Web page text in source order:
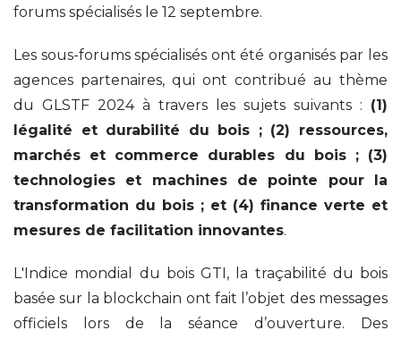
forums spécialisés le 12 septembre.
Les sous-forums spécialisés ont été organisés par les
agences partenaires, qui ont contribué au thème
du GLSTF 2024 à travers les sujets suivants : (1)
légalité et durabilité du bois ; (2) ressources,
marchés et commerce durables du bois ; (3)
technologies et machines de pointe pour la
transformation du bois ; et (4) finance verte et
mesures de facilitation innovantes.
L'Indice mondial du bois GTI, la traçabilité du bois
basée sur la blockchain ont fait l’objet des messages
officiels lors de la séance d’ouverture. Des